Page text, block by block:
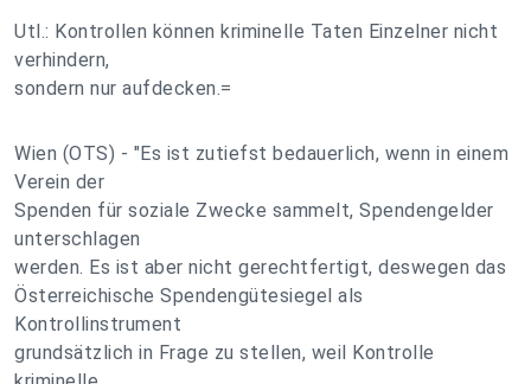
Utl.: Kontrollen können kriminelle Taten Einzelner nicht
verhindern,
sondern nur aufdecken.=
Wien (OTS) - "Es ist zutiefst bedauerlich, wenn in einem
Verein der
Spenden für soziale Zwecke sammelt, Spendengelder
unterschlagen
werden. Es ist aber nicht gerechtfertigt, deswegen das
Österreichische Spendengütesiegel als
Kontrollinstrument
grundsätzlich in Frage zu stellen, weil Kontrolle